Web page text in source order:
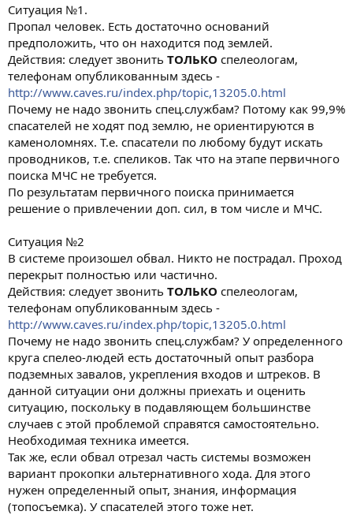
Ситуация №1.
Пропал человек. Есть достаточно оснований
предположить, что он находится под землей.
Действия: следует звонить ТОЛЬКО спелеологам,
телефонам опубликованным здесь -
http://www.caves.ru/index.php/topic,13205.0.html
Почему не надо звонить спец.службам? Потому как 99,9%
спасателей не ходят под землю, не ориентируются в
каменоломнях. Т.е. спасатели по любому будут искать
проводников, т.е. спеликов. Так что на этапе первичного
поиска МЧС не требуется.
По результатам первичного поиска принимается
решение о привлечении доп. сил, в том числе и МЧС.
Ситуация №2
В системе произошел обвал. Никто не пострадал. Проход
перекрыт полностью или частично.
Действия: следует звонить ТОЛЬКО спелеологам,
телефонам опубликованным здесь -
http://www.caves.ru/index.php/topic,13205.0.html
Почему не надо звонить спец.службам? У определенного
круга спелео-людей есть достаточный опыт разбора
подземных завалов, укрепления входов и штреков. В
данной ситуации они должны приехать и оценить
ситуацию, поскольку в подавляющем большинстве
случаев с этой проблемой справятся самостоятельно.
Необходимая техника имеется.
Так же, если обвал отрезал часть системы возможен
вариант прокопки альтернативного хода. Для этого
нужен определенный опыт, знания, информация
(топосъемка). У спасателей этого тоже нет.